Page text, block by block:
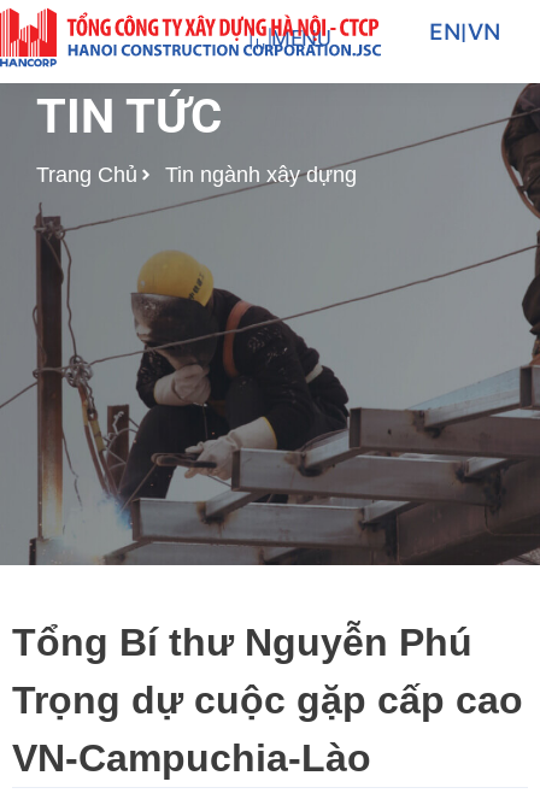
Nhảy
tới
nội
dung
MENU EN|VN
TIN TỨC
Trang Chủ Tin ngành xây dựng
Tổng Bí thư Nguyễn Phú
Trọng dự cuộc gặp cấp cao
VN-Campuchia-Lào